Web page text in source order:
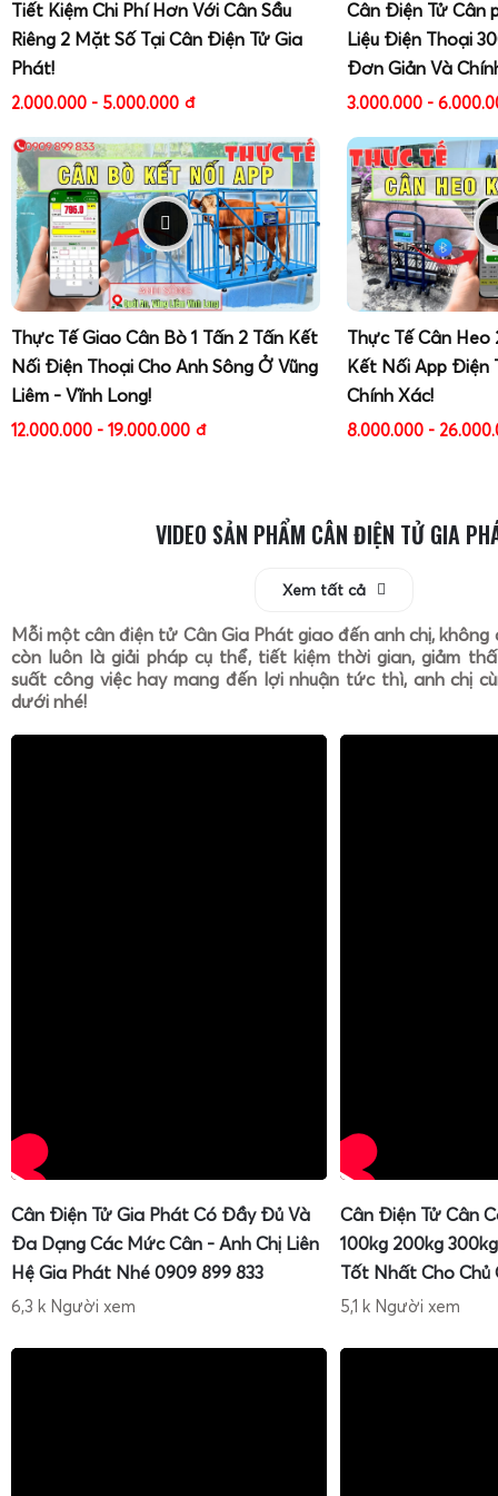
Tiết Kiệm Chi Phí Hơn Với Cân Sầu
Riêng 2 Mặt Số Tại Cân Điện Tử Gia
Phát!
2.000.000 - 5.000.000 đ
Cân Điện Tử Cân
Liệu Điện Thoại
Đơn Giản Và
3.000.000 -
Thực Tế Giao Cân Bò 1 Tấn 2 Tấn Kết
Nối Điện Thoại Cho Anh Sông Ở Vũng
Liêm - Vĩnh Long!
12.000.000 - 19.000.000 đ
Thực Tế Cân
Kết Nối App Điện
Chính Xác!
8.000.000 -
VIDEO SẢN PHẨM CÂN ĐIỆN TỬ GIA
Xem tất cả
Mỗi một cân điện tử Cân Gia Phát giao đến anh chị, không
còn luôn là giải pháp cụ thể, tiết kiệm thời gian, giảm
suất công việc hay mang đến lợi nhuận tức thì, anh chị
dưới nhé!
Cân Điện Tử Gia Phát Có Đầy Đủ Và
Đa Dạng Các Mức Cân - Anh Chị Liên
Hệ Gia Phát Nhé 0909 899 833
6,3 k Người xem
Cân Điện Tử Cân
100kg 200kg
Tốt Nhất Cho Chủ
5,1 k Người xem